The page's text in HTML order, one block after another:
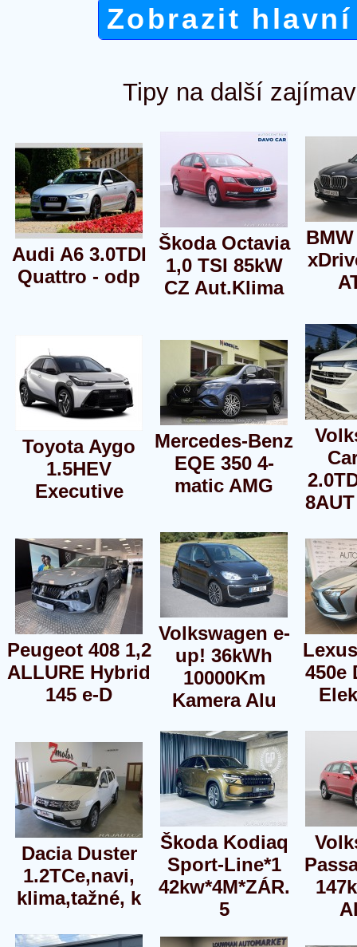
Zobrazit
Tipy na další
Audi A6 3.0TDI
Quattro - odp
Škoda Octavia
1,0 TSI 85kW
CZ Aut.Klima
Toyota Aygo
1.5HEV
Executive
Mercedes-Benz
EQE 350 4-
matic AMG
Peugeot 408 1,2
ALLURE Hybrid
145 e-D
Volkswagen e-
up! 36kWh
10000Km
Kamera Alu
450e
Dacia Duster
1.2TCe,navi,
klima,tažné, k
Škoda Kodiaq
Sport-Line*1
42kw*4M*ZÁR.
5